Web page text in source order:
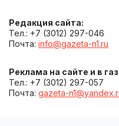
Редакция сайта:
Тел.: +7 (3012) 297-046
Почта: info@gazeta-n1.ru
Реклама на сайте и в
Тел.: +7 (3012) 297-057
Почта: gazeta-